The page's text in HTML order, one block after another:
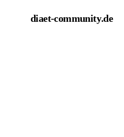
diaet-community.de